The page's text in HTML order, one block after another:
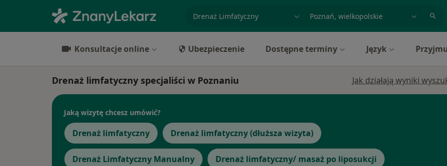
miasto lub dzielnica
Konsultacje online Ubezpieczenie Dostępne terminy Język
Drenaż limfatyczny specjaliści w Poznaniu Jak działają wyniki
Jaką wizytę chcesz umówić?
Drenaż limfatyczny Drenaż limfatyczny (dłuższa wizyta)
Drenaż Limfatyczny Manualny Drenaż limfatyczny/ masaż po liposukcji